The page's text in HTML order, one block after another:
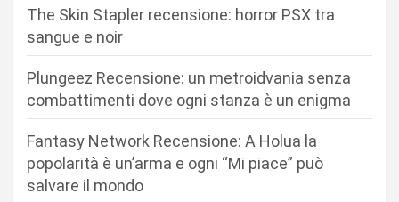
The Skin Stapler recensione: horror PSX tra
sangue e noir
Plungeez Recensione: un metroidvania senza
combattimenti dove ogni stanza è un enigma
Fantasy Network Recensione: A Holua la
popolarità è un’arma e ogni “Mi piace” può
salvare il mondo